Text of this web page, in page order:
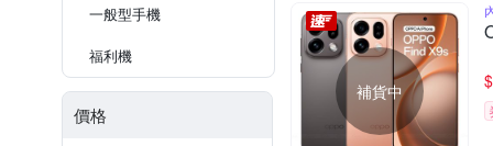
一般型手機
福利機
價格
補貨中 $